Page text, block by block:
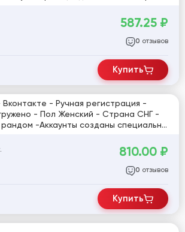
587.25 ₽
0 отзывов
Купить
Вконтакте - Ручная регистрация -
- Пол Женский - Страна СНГ -
-Аккаунты созданы специально
Германия, Колумбия, Бразилия,
Чехия)
810.00 ₽
0 отзывов
Купить